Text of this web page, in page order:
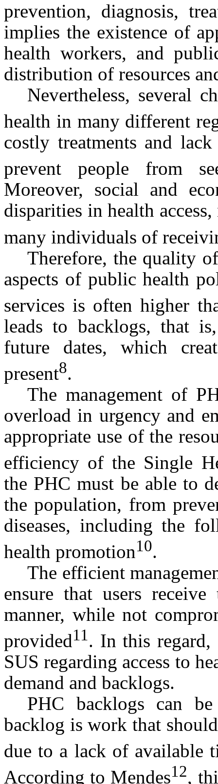
prevention, diagnosis,
implies the existence of
health workers, and
distribution of resources
Nevertheless, several
health in many different
costly treatments and
prevent people from
Moreover, social and
disparities in health
many individuals of
Therefore, the quality
aspects of public health
services is often higher
leads to backlogs, that
future dates, which
present8.
The management of
overload in urgency and
appropriate use of the
efficiency of the Single
the PHC must be able to
the population, from
diseases, including the
health promotion10.
The efficient
ensure that users
manner, while not
provided11. In this regard,
SUS regarding access to
demand and backlogs.
PHC backlogs can
backlog is work that
due to a lack of available
According to Mendes12,